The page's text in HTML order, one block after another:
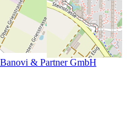
SDA Siegerehrung
Zürich
Banovi & Partner GmbH